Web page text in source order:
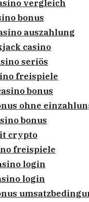
vergleich
bonus
auszahlung
casino
seriös
freispiele
bonus
ohne
bonus
crypto
freispiele
login
login